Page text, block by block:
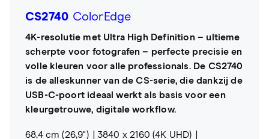
CS2740 ColorEdge
4K-resolutie met Ultra High Definition – ultieme
scherpte voor fotografen – perfecte precisie en
volle kleuren voor alle professionals. De CS2740
is de alleskunner van de CS-serie, die dankzij de
USB-C-poort ideaal werkt als basis voor een
kleurgetrouwe, digitale workflow.
68,4 cm (26,9")
3840 x 2160 (4K UHD)